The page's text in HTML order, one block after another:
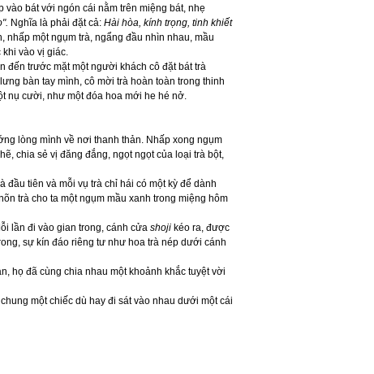
bát với ngón cái nằm trên miệng bát, nhẹ
Nghĩa là phải đặt cả: Hài hòa, kính trọng, tinh khiết
nhấp một ngụm trà, ngẩng đầu nhìn nhau, mầu
vào vị giác.
đến trước mặt một người khách cô đặt bát trà
bàn tay mình, cô mời trà hoàn toàn trong thinh
nụ cười, như một đóa hoa mới he hé nở.
lòng mình về nơi thanh thản. Nhấp xong ngụm
chia sẻ vị đăng đắng, ngọt ngọt của loại trà bột,
tiên và mỗi vụ trà chỉ hái có một kỳ để dành
trà cho ta một ngụm mầu xanh trong miệng hôm
lần đi vào gian trong, cánh cửa shoji kéo ra, được
sự kín đáo riêng tư như hoa trà nép dưới cánh
họ đã cùng chia nhau một khoảnh khắc tuyệt vời
một chiếc dù hay đi sát vào nhau dưới một cái